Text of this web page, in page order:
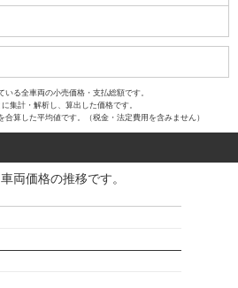
る全車両の小売価格・支払総額です。
集計・解析し、算出した価格です。
算した平均値です。（税金・法定費用を含みません）
両価格の推移です。